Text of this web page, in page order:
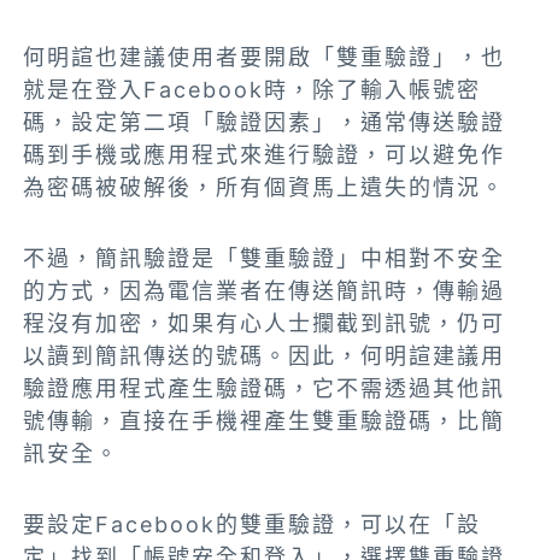
何明諠也建議使用者要開啟「雙重驗證」，也
就是在登入Facebook時，除了輸入帳號密
碼，設定第二項「驗證因素」，通常傳送驗證
碼到手機或應用程式來進行驗證，可以避免作
為密碼被破解後，所有個資馬上遺失的情況。
不過，簡訊驗證是「雙重驗證」中相對不安全
的方式，因為電信業者在傳送簡訊時，傳輸過
程沒有加密，如果有心人士攔截到訊號，仍可
以讀到簡訊傳送的號碼。因此，何明諠建議用
驗證應用程式產生驗證碼，它不需透過其他訊
號傳輸，直接在手機裡產生雙重驗證碼，比簡
訊安全。
要設定Facebook的雙重驗證，可以在「設